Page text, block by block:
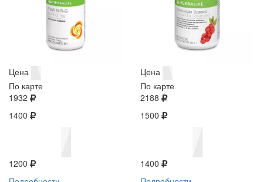
Цена
По карте
1932
1400
1200
Цена
По карте
2188
1500
1400